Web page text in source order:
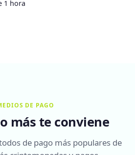
1 hora
DE PAGO
más te conviene
de pago más populares de